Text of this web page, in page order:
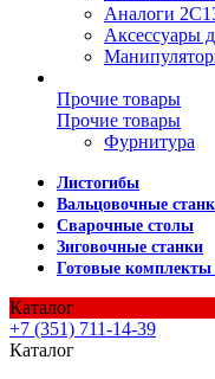
Аналоги
Аксессуары
Прочие товары
Прочие товары
Фурнитура
Листогибы
Вальцовочные
Сварочные столы
Зиговочные станки
Готовые комплекты
Каталог
+7 (351) 711-14-39
Каталог